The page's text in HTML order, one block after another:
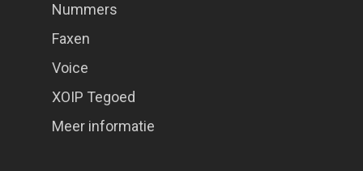
Nummers
Faxen
Voice
XOIP Tegoed
Meer informatie